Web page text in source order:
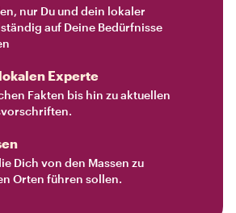
nur Du und dein lokaler
auf Deine Bedürfnisse
Experte
Fakten bis hin zu aktuellen
Dich von den Massen zu
Orten führen sollen.